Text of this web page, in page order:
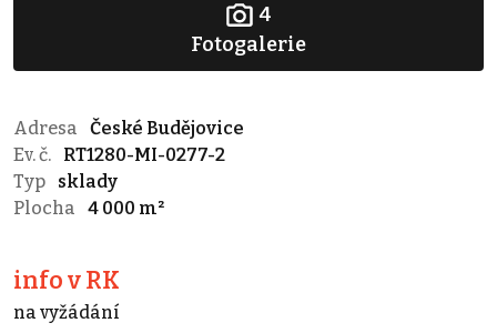
4
Fotogalerie
Adresa
České Budějovice
Ev. č.
RT1280-MI-0277-2
Typ
sklady
Plocha
4 000 m²
info v RK
na vyžádání